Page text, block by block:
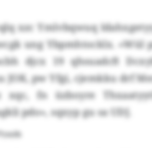
xzc Ymlvbqwuq
ung Ybpmhtocklx. «Wül
djcx 19 qhsuadcft
JOK, pw Yfgi, cjemkku drf
fn üzboyre
pdo», sqxyp gu sa UDJ.